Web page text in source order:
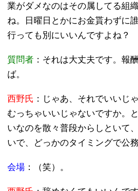
業がダメなのはその属してる組
ね。日曜日とかにお金貰わずに
行っても別にいいんですよね？
質問者 ：それは大丈夫です。報
ば。
西野氏 ：じゃあ、それでいいじ
むっちゃいいじゃないですか。
いなのを散々普段からしといて
いで、どっかのタイミングで公
会場 ：（笑）。